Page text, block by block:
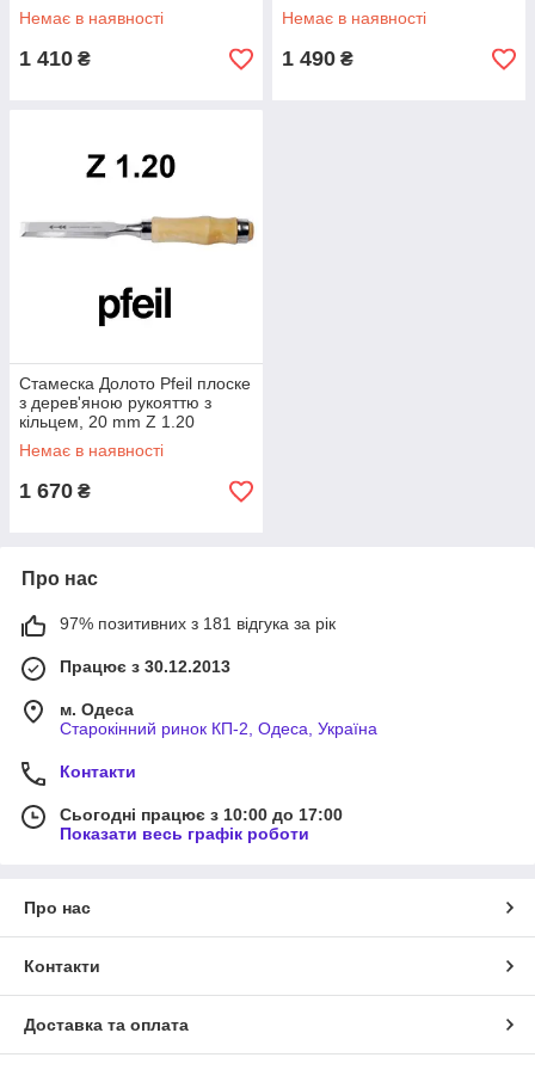
Немає в наявності
1 410 ₴
Немає в наявності
1 490 ₴
Стамеска Долото Pfeil плоске
з дерев'яною рукояттю з
кільцем, 20 mm Z 1.20
Немає в наявності
1 670 ₴
Про нас
97% позитивних з 181 відгука за рік
Працює з 30.12.2013
м. Одеса
Старокінний ринок КП-2, Одеса, Україна
Контакти
Сьогодні працює з 10:00 до 17:00
Показати весь графік роботи
Про нас
Контакти
Доставка та оплата